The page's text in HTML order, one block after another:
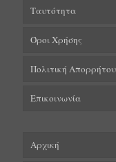
Ταυτότητα
Όροι Χρήσης
Πολιτική Απορρήτου
Επικοινωνία
Αρχική